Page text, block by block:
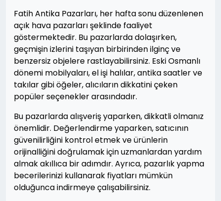
Fatih Antika Pazarları, her hafta sonu düzenlenen
açık hava pazarları şeklinde faaliyet
göstermektedir. Bu pazarlarda dolaşırken,
geçmişin izlerini taşıyan birbirinden ilginç ve
benzersiz objelere rastlayabilirsiniz. Eski Osmanlı
dönemi mobilyaları, el işi halılar, antika saatler ve
takılar gibi öğeler, alıcıların dikkatini çeken
popüler seçenekler arasındadır.
Bu pazarlarda alışveriş yaparken, dikkatli olmanız
önemlidir. Değerlendirme yaparken, satıcının
güvenilirliğini kontrol etmek ve ürünlerin
orijinalliğini doğrulamak için uzmanlardan yardım
almak akıllıca bir adımdır. Ayrıca, pazarlık yapma
becerilerinizi kullanarak fiyatları mümkün
olduğunca indirmeye çalışabilirsiniz.